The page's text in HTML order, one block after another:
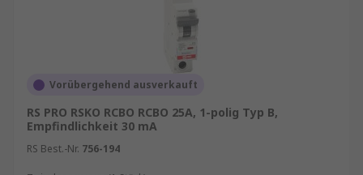
Vorübergehend ausverkauft
RS PRO RSKO RCBO RCBO 25A, 1-polig Typ B,
Empfindlichkeit 30 mA
RS Best.-Nr. 756-194